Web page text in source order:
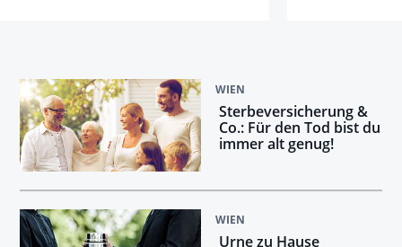
WIEN
Sterbeversicherung &
Co.: Für den Tod bist du
immer alt genug!
WIEN
Urne zu Hause